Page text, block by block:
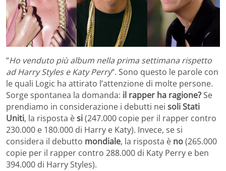
“Ho venduto più album nella prima settimana rispetto
ad Harry Styles e Katy Perry“. Sono questo le parole con
le quali Logic ha attirato l’attenzione di molte persone.
Sorge spontanea la domanda: il rapper ha ragione?Se
prendiamo in considerazione i debutti nei soli Stati
Uniti, la risposta èsi(247.000 copie per il rapper contro
230.000 e 180.000 di Harry e Katy). Invece, se si
considera il debutto mondiale, la risposta è no(265.000
copie per il rapper contro 288.000 di Katy Perry e ben
394.000 di Harry Styles).